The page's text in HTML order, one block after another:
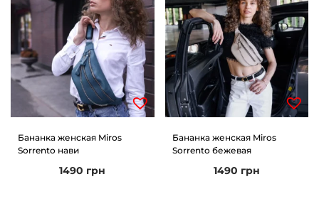
Бананка женская Miros
Sorrento нави
1490 грн
Бананка женская Miros
Sorrento бежевая
1490 грн